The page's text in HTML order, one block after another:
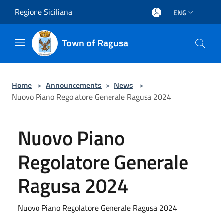
Regione Siciliana ENG
Town of Ragusa
Home > Announcements > News >
Nuovo Piano Regolatore Generale Ragusa 2024
Nuovo Piano
Regolatore Generale
Ragusa 2024
Nuovo Piano Regolatore Generale Ragusa 2024